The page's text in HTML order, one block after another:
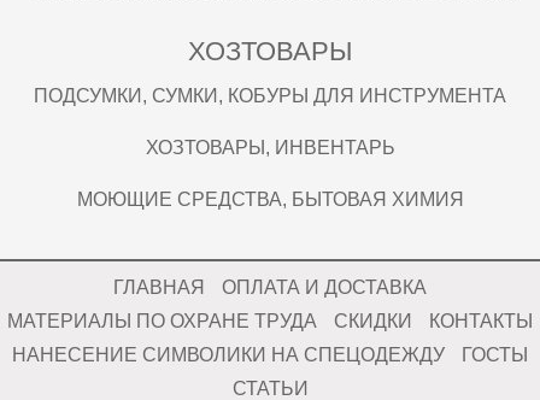
ХОЗТОВАРЫ
ПОДСУМКИ, СУМКИ, КОБУРЫ ДЛЯ ИНСТРУМЕНТА
ХОЗТОВАРЫ, ИНВЕНТАРЬ
МОЮЩИЕ СРЕДСТВА, БЫТОВАЯ ХИМИЯ
ГЛАВНАЯ
ОПЛАТА И ДОСТАВКА
МАТЕРИАЛЫ ПО ОХРАНЕ ТРУДА
СКИДКИ
КОНТАКТЫ
НАНЕСЕНИЕ СИМВОЛИКИ НА СПЕЦОДЕЖДУ
ГОСТЫ
СТАТЬИ